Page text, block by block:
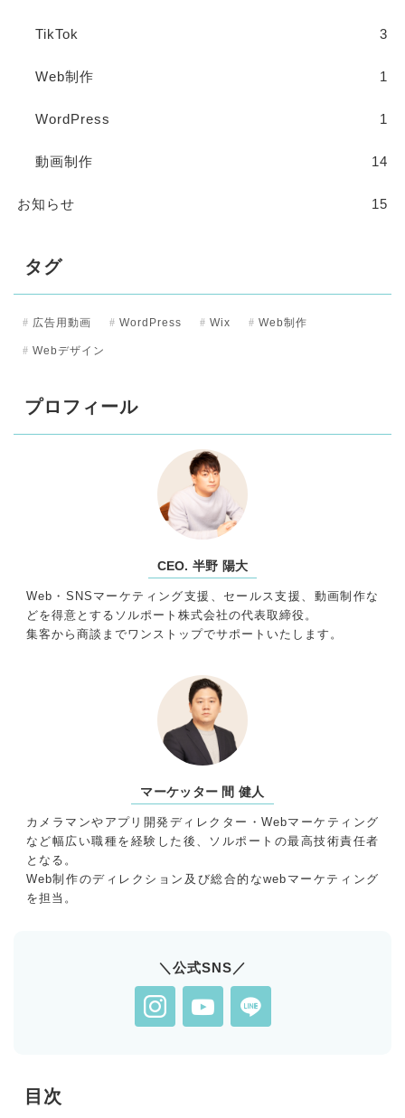
TikTok 3
Web制作 1
WordPress 1
動画制作 14
お知らせ 15
タグ
広告用動画 WordPress Wix Web制作
Webデザイン
プロフィール
CEO. 半野 陽大
Web・SNSマーケティング支援、セールス支援、動画制作な
どを得意とするソルポート株式会社の代表取締役。
集客から商談までワンストップでサポートいたします。
マーケッター 間 健人
カメラマンやアプリ開発ディレクター・Webマーケティング
など幅広い職種を経験した後、ソルポートの最高技術責任者
となる。
Web制作のディレクション及び総合的なwebマーケティング
を担当。
＼公式SNS／
目次